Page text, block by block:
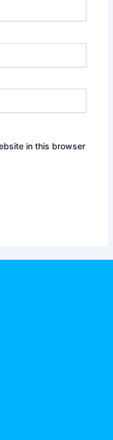
in this browser